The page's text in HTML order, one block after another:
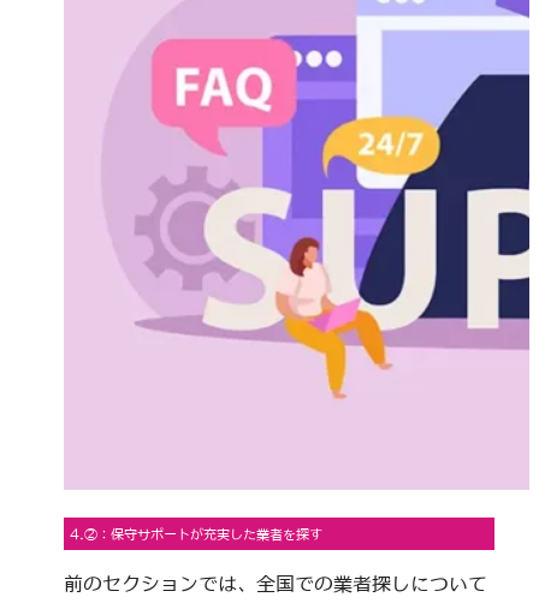
4.②：保守サポートが充実した業者を探す
前のセクションでは、全国での業者探しについて